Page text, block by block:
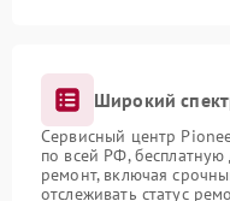
Широкий
Сервисный центр
по всей РФ, бесплатную
ремонт, включая
отслеживать статус